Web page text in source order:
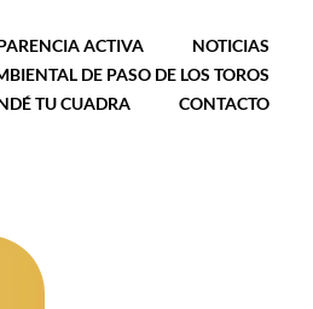
ACTIVA
NOTICIAS
DE PASO DE LOS TOROS
TU CUADRA
CONTACTO